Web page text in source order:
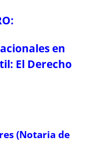
en
El Derecho
(Notaria de